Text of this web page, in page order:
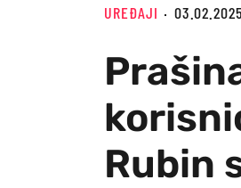
UREĐAJI 03.02.2025
Rubin